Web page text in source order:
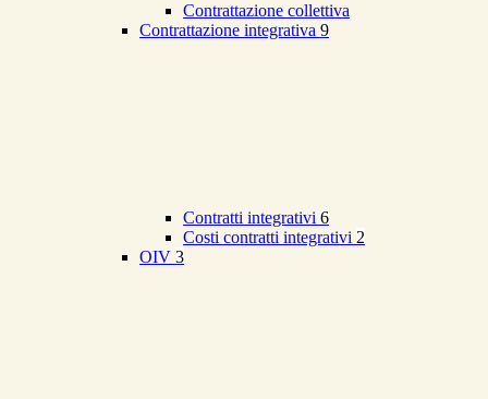
Contrattazione collettiva
Contrattazione integrativa 9
Contratti integrativi 6
Costi contratti integrativi 2
OIV 3